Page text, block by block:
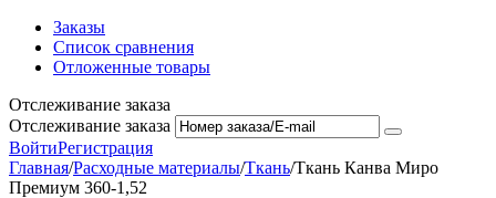
Заказы
Список сравнения
Отложенные товары
Отслеживание заказа
Отслеживание заказа
ВойтиРегистрация
Главная/Расходные материалы/Ткань/Ткань Канва Миро
Премиум 360-1,52